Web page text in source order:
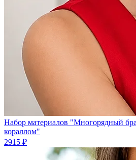
Набор материалов "Многорядный
кораллом"
2915 ₽